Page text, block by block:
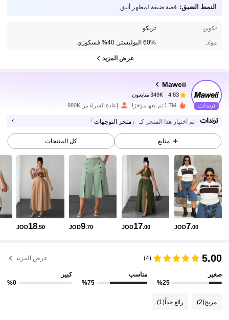
النمط الضيق: قصة ضيقة لمظهر أنيق.
تكوين: تريكو
مواد: 60% البوليستر, 40% فسكوزي
عرض المزيد
Maweii
4.83
349K متابعون
e***o تمت متابعةقبل 4 ساعة
4.83 349K متابعون
4.83 349K متابعون
4.83 349K متابعون
1.7M تم بيعها مؤخرًا إعادة الشراء من 980K
تم اختيار هذا المتجر كـ 「متجر التوجهات」
متابع كل المنتجات
JOD7.00
JOD17.00
JOD9.70
JOD18.50
5.00
(4) عرض المزيد
صغير
%25
مناسب
%75
كبير
%0
مريح(2) رائع جداً(1)